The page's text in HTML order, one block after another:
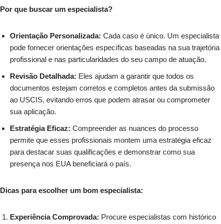
Por que buscar um especialista?
Orientação Personalizada: Cada caso é único. Um especialista
pode fornecer orientações específicas baseadas na sua trajetória
profissional e nas particularidades do seu campo de atuação.
Revisão Detalhada: Eles ajudam a garantir que todos os
documentos estejam corretos e completos antes da submissão
ao USCIS, evitando erros que podem atrasar ou comprometer
sua aplicação.
Estratégia Eficaz: Compreender as nuances do processo
permite que esses profissionais montem uma estratégia eficaz
para destacar suas qualificações e demonstrar como sua
presença nos EUA beneficiará o país.
Dicas para escolher um bom especialista:
Experiência Comprovada: Procure especialistas com histórico